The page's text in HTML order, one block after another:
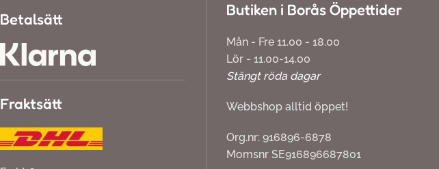
Betalsätt
Fraktsätt
Butiken i Borås Öppettider
Mån - Fre 11.00 - 18.00
Lör - 11.00-14.00
Stängt röda dagar
Webbshop alltid öppet!
Org.nr: 916896-6878
Momsnr SE916896687801